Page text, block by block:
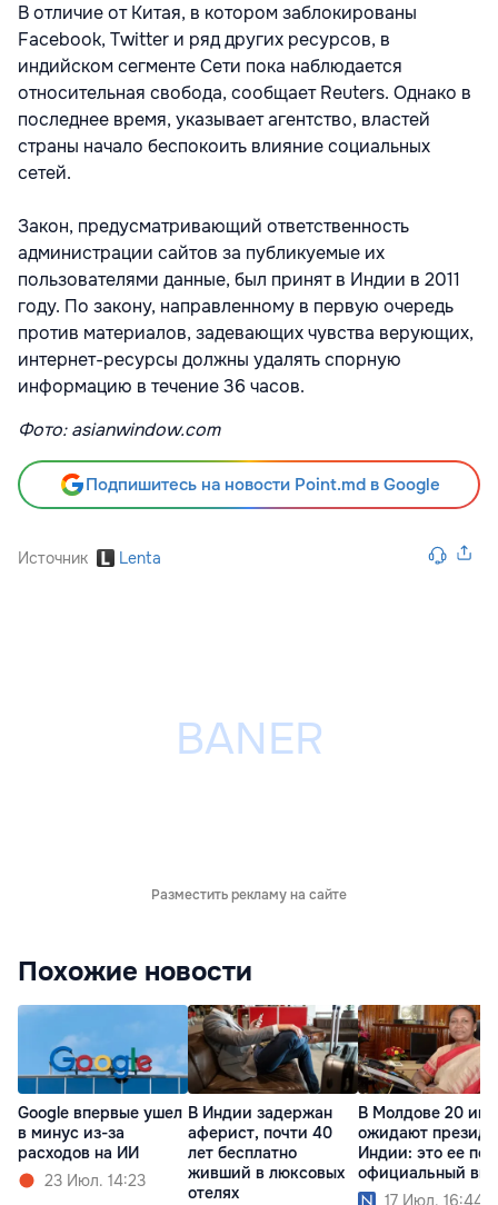
В отличие от Китая, в котором заблокированы
Facebook, Twitter и ряд других ресурсов, в
индийском сегменте Сети пока наблюдается
относительная свобода, сообщает Reuters. Однако в
последнее время, указывает агентство, властей
страны начало беспокоить влияние социальных
сетей.
Закон, предусматривающий ответственность
администрации сайтов за публикуемые их
пользователями данные, был принят в Индии в 2011
году. По закону, направленному в первую очередь
против материалов, задевающих чувства верующих,
интернет-ресурсы должны удалять спорную
информацию в течение 36 часов.
Фото: asianwindow.com
Подпишитесь на новости Point.md в Google
Источник Lenta
Разместить рекламу на сайте
Похожие новости
Google впервые ушел
в минус из-за
расходов на ИИ
23 Июл. 14:23
В Индии задержан
аферист, почти 40
лет бесплатно
живший в люксовых
отелях
В Молдове 20
ожидают
Индии: это ее
официальный
17 Июл. 16:44